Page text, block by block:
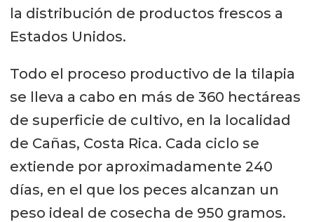
la distribución de productos frescos a
Estados Unidos.
Todo el proceso productivo de la tilapia
se lleva a cabo en más de 360 hectáreas
de superficie de cultivo, en la localidad
de Cañas, Costa Rica. Cada ciclo se
extiende por aproximadamente 240
días, en el que los peces alcanzan un
peso ideal de cosecha de 950 gramos.